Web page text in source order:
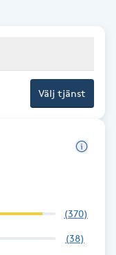
Välj tjänst
(370)
(38)